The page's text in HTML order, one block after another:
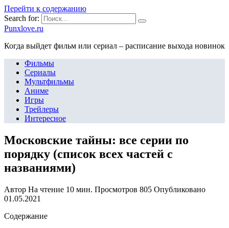
Перейти к содержанию
Search for:
Punxlove.ru
Когда выйдет фильм или сериал – расписание выхода новинок
Фильмы
Сериалы
Мультфильмы
Аниме
Игры
Трейлеры
Интересное
Московские тайны: все серии по
порядку (список всех частей с
названиями)
Автор На чтение 10 мин. Просмотров 805 Опубликовано
01.05.2021
Содержание